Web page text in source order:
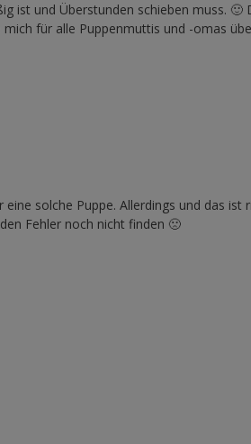
ist und Überstunden schieben muss. 🙂
für alle Puppenmuttis und -omas
solche Puppe. Allerdings und das ist
Fehler noch nicht finden 🙁